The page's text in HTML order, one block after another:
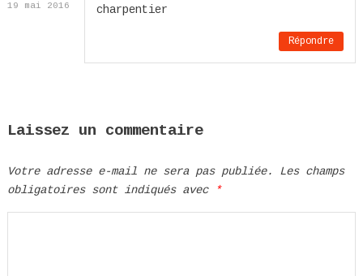
19 mai 2016
charpentier
Répondre
Laissez un commentaire
Votre adresse e-mail ne sera pas publiée.
Les champs
obligatoires sont indiqués avec
*